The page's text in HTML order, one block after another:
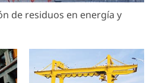
de residuos en energía y